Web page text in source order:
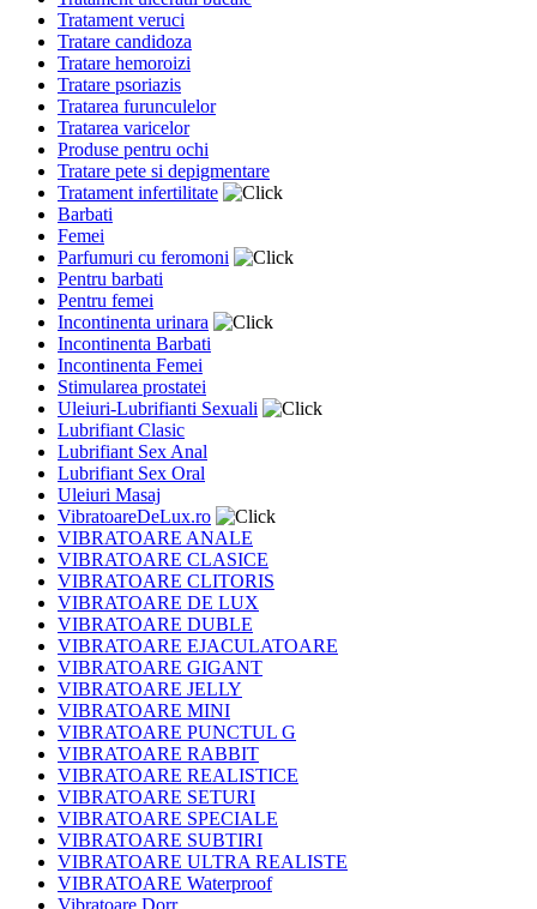
Tratament veruci
Tratare candidoza
Tratare hemoroizi
Tratare psoriazis
Tratarea furunculelor
Tratarea varicelor
Produse pentru ochi
Tratare pete si depigmentare
Tratament infertilitate
Barbati
Femei
Parfumuri cu feromoni
Pentru barbati
Pentru femei
Incontinenta urinara
Incontinenta Barbati
Incontinenta Femei
Stimularea prostatei
Uleiuri-Lubrifianti Sexuali
Lubrifiant Clasic
Lubrifiant Sex Anal
Lubrifiant Sex Oral
Uleiuri Masaj
VibratoareDeLux.ro
VIBRATOARE ANALE
VIBRATOARE CLASICE
VIBRATOARE CLITORIS
VIBRATOARE DE LUX
VIBRATOARE DUBLE
VIBRATOARE EJACULATOARE
VIBRATOARE GIGANT
VIBRATOARE JELLY
VIBRATOARE MINI
VIBRATOARE PUNCTUL G
VIBRATOARE RABBIT
VIBRATOARE REALISTICE
VIBRATOARE SETURI
VIBRATOARE SPECIALE
VIBRATOARE SUBTIRI
VIBRATOARE ULTRA REALISTE
VIBRATOARE Waterproof
Vibratoare Dorr